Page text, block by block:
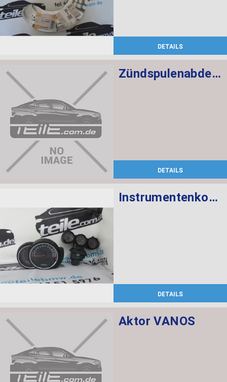
DETAILS
Zündspulenabdeckung
DETAILS
Instrumentenkombination KMH Chrono Paket
DETAILS
Aktor VANOS